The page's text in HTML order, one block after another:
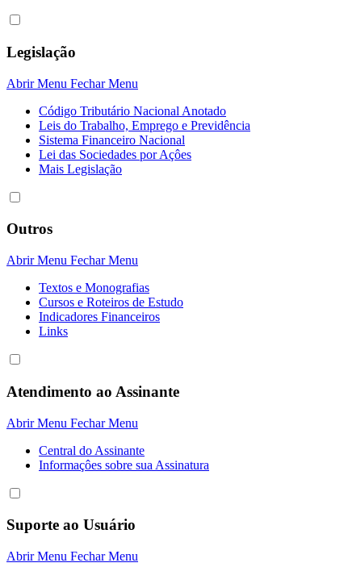
Legislação
Abrir Menu Fechar Menu
Código Tributário Nacional Anotado
Leis do Trabalho, Emprego e Previdência
Sistema Financeiro Nacional
Lei das Sociedades por Açôes
Mais Legislação
Outros
Abrir Menu Fechar Menu
Textos e Monografias
Cursos e Roteiros de Estudo
Indicadores Financeiros
Links
Atendimento ao Assinante
Abrir Menu Fechar Menu
Central do Assinante
Informaçôes sobre sua Assinatura
Suporte ao Usuário
Abrir Menu Fechar Menu